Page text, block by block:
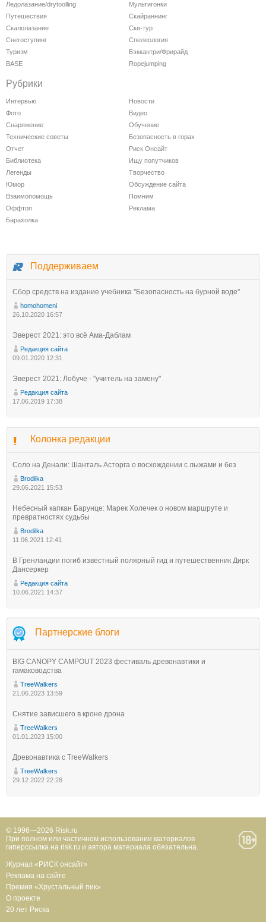
Ледолазание/drytoolling
Мультигонки
Путешествия
Скайраннинг
Скалолазание
Ски-тур
Снегоступинг
Спелеология
Туризм
Бэккантри/Фрирайд
BASE
Ropejumping
Рубрики
Интервью
Новости
Фото
Видео
Снаряжение
Обучение
Технические советы
Безопасность в горах
Отчет
Риск Онсайт
Библиотека
Ищу попутчиков
Легенды
Творчество
Юмор
Обсуждение сайта
Взаимопомощь
Помним
Оффтоп
Реклама
Барахолка
Поддерживаем
Сбор средств на издание учебника "Безопасность на бурной воде"
homohomeni
26.10.2020 16:57
Эверест 2021: это всё Ама-Даблам
Редакция сайта
09.01.2020 12:31
Эверест 2021: Лобуче - "учитель на замену"
Редакция сайта
17.06.2019 17:38
Колонка редакции
Соло на Денали: Шанталь Асторга о восхождении с лыжами и без
Brodilka
29.06.2021 15:53
Небесный капкан Барунце: Марек Холечек о новом маршруте и
превратностях судьбы
Brodilka
11.06.2021 12:41
В Гренландии погиб известный полярный гид и путешественник Дирк
Дансеркер
Редакция сайта
10.06.2021 14:37
Партнерские блоги
BIG CANOPY CAMPOUT 2023 фестиваль древонавтики и
гамаководства
TreeWalkers
21.06.2023 13:59
Снятие зависшего в кроне дрона
TreeWalkers
01.01.2023 15:00
Древонавтика с TreeWalkers
TreeWalkers
29.12.2022 22:28
© 1996—2026 Risk.ru
При полном или частичном использовании материалов
гиперссылка на risk.ru и автора материала обязательна.
Журнал «РИСК онсайт»
Реклама на сайте
Премия «Хрустальный пик»
О проекте
20 лет Риска